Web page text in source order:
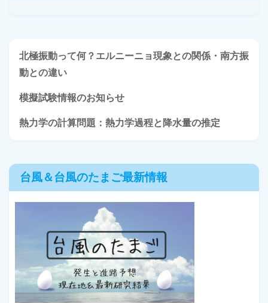
北極振動って何？エルニーニョ現象との関係・南方振
動との違い
模擬試験情報のお知らせ
熱力学の計算問題：熱力学過程と降水量の推定
台風＆台風のたまご最新情報